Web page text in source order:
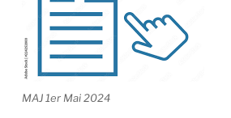
MAJ 1er Mai 2024